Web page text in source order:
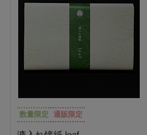
数量限定 通販限定